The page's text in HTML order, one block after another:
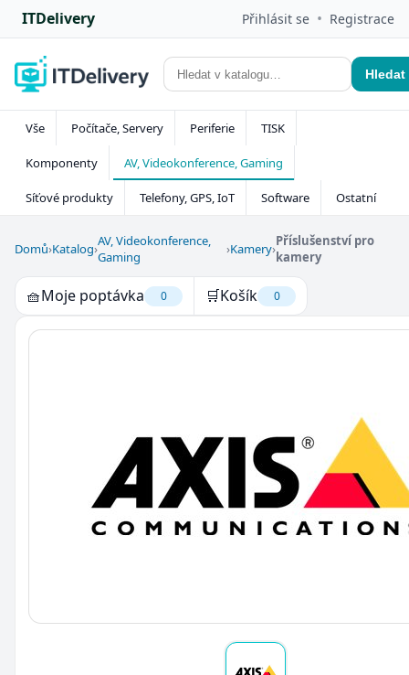
ITDelivery Přihlásit se • Registrace
Hledat
Vše Počítače, Servery Periferie TISK
Komponenty AV, Videokonference, Gaming
Síťové produkty Telefony, GPS, IoT Software Ostatní
Domů›Katalog›AV, Videokonference,
Gaming
›Kamery›Příslušenství pro
kamery
🧺Moje poptávka 0 🛒Košík 0